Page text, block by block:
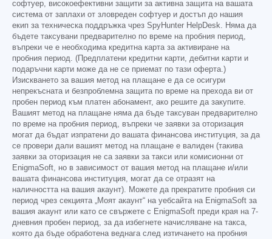
софтуер, високоефективни защити за активна защита на вашата
система от заплахи от зловреден софтуер и достъп до нашия
екип за техническа поддръжка чрез SpyHunter HelpDesk. Няма да
бъдете таксувани предварително по време на пробния период,
въпреки че е необходима кредитна карта за активиране на
пробния период. (Предплатени кредитни карти, дебитни карти и
подаръчни карти може да не се приемат по тази оферта.)
Изискването за вашия метод на плащане е да се осигури
непрекъсната и безпроблемна защита по време на прехода ви от
пробен период към платен абонамент, ако решите да закупите.
Вашият метод на плащане няма да бъде таксуван предварително
по време на пробния период, въпреки че заявки за оторизация
могат да бъдат изпратени до вашата финансова институция, за да
се провери дали вашият метод на плащане е валиден (такива
заявки за оторизация не са заявки за такси или комисионни от
EnigmaSoft, но в зависимост от вашия метод на плащане и/или
вашата финансова институция, могат да се отразят на
наличността на вашия акаунт). Можете да прекратите пробния си
период чрез секцията „Моят акаунт“ на уебсайта на EnigmaSoft за
вашия акаунт или като се свържете с EnigmaSoft преди края на 7-
дневния пробен период, за да избегнете начисляване на такса,
която да бъде обработена веднага след изтичането на пробния